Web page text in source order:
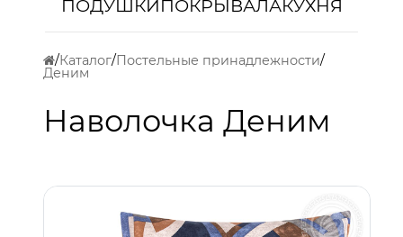
ПОДУШКИПОКРЫВАЛАКУХНЯ
Каталог Постельные принадлежности
Деним
Наволочка Деним